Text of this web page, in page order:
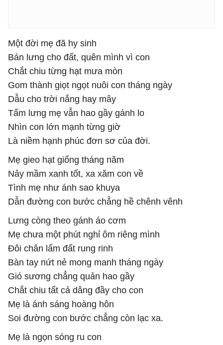
Một đời mẹ đã hy sinh
Bán lưng cho đất, quên mình vì con
Chắt chiu từng hạt mưa mòn
Gom thành giọt ngọt nuôi con tháng ngày
Dẫu cho trời nắng hay mây
Tấm lưng mẹ vẫn hao gầy gánh lo
Nhìn con lớn mạnh từng giờ
Là niềm hạnh phúc đơn sơ của đời.
Mẹ gieo hạt giống tháng năm
Nảy mầm xanh tốt, xa xăm con về
Tình mẹ như ánh sao khuya
Dẫn đường con bước chẳng hề chênh vênh
Lưng còng theo gánh áo cơm
Mẹ chưa một phút nghỉ ôm riêng mình
Đôi chân lấm đất rung rinh
Bàn tay nứt nẻ mong manh tháng ngày
Gió sương chẳng quản hao gầy
Chắt chiu tất cả dâng đầy cho con
Mẹ là ánh sáng hoàng hôn
Soi đường con bước chẳng còn lạc xa.
Mẹ là ngọn sóng ru con